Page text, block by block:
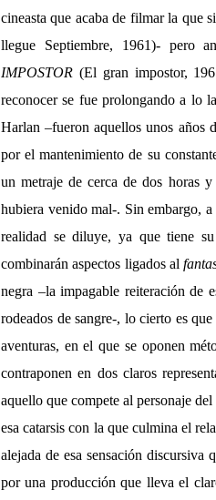
cineasta que acaba de filmar la que
llegue Septiembre, 1961)- pero
IMPOSTOR (El gran impostor,
reconocer se fue prolongando a lo
Harlan –fueron aquellos unos años
por el mantenimiento de su
un metraje de cerca de dos horas
hubiera venido mal-. Sin embargo,
realidad se diluye, ya que tiene
combinarán aspectos ligados al
negra –la impagable reiteración de
rodeados de sangre-, lo cierto es
aventuras, en el que se oponen
contraponen en dos claros
aquello que compete al personaje
esa catarsis con la que culmina el
alejada de esa sensación
por una producción que lleva el